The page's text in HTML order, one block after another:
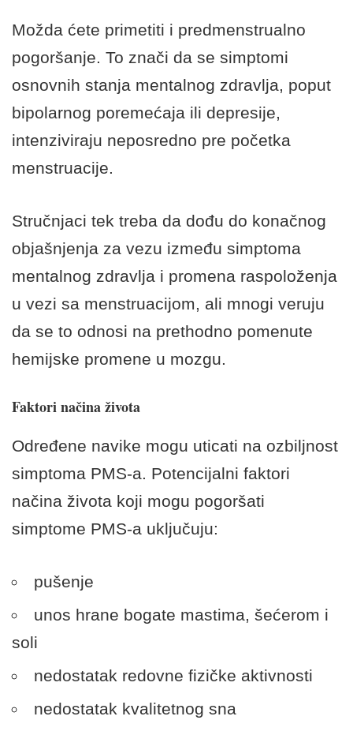
Možda ćete primetiti i predmenstrualno
pogoršanje. To znači da se simptomi
osnovnih stanja mentalnog zdravlja, poput
bipolarnog poremećaja ili depresije,
intenziviraju neposredno pre početka
menstruacije.
Stručnjaci tek treba da dođu do konačnog
objašnjenja za vezu između simptoma
mentalnog zdravlja i promena raspoloženja
u vezi sa menstruacijom, ali mnogi veruju
da se to odnosi na prethodno pomenute
hemijske promene u mozgu.
Faktori načina života
Određene navike mogu uticati na ozbiljnost
simptoma PMS-a. Potencijalni faktori
načina života koji mogu pogoršati
simptome PMS-a uključuju:
pušenje
unos hrane bogate mastima, šećerom i
soli
nedostatak redovne fizičke aktivnosti
nedostatak kvalitetnog sna